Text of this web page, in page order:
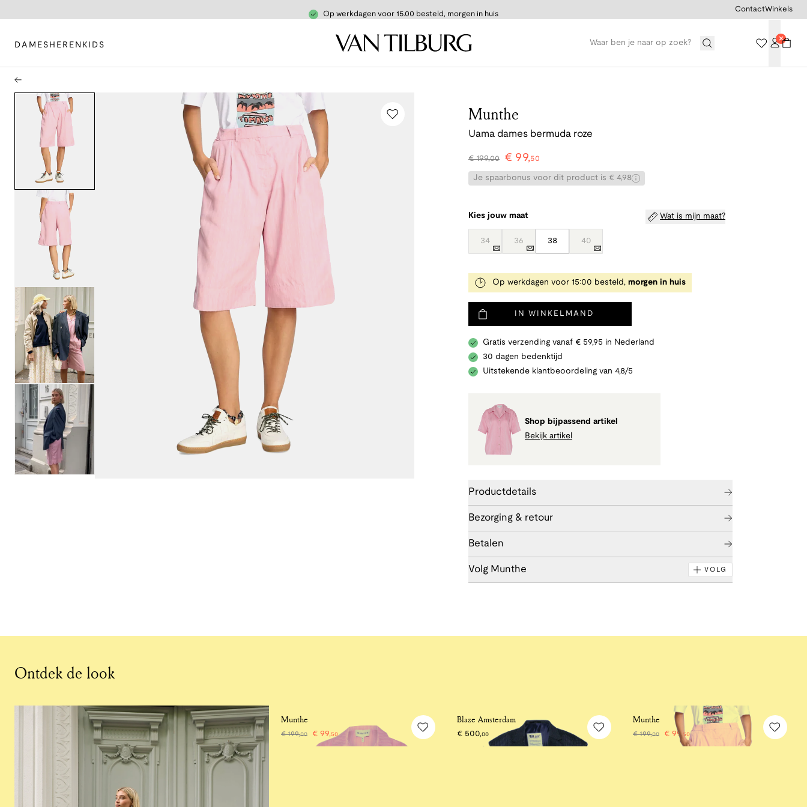
Op werkdagen voor 15.00 besteld, morgen in huis
DAMES HEREN KIDS
ContactWinkels
Munthe
Uama dames bermuda roze
€199,00 € 99,50
Je spaarbonus voor dit product is € 4,98
Kies jouw maat Wat is mijn maat?
34 36 38 40
Op werkdagen voor 15:00 besteld, morgen in huis
IN WINKELMAND
Gratis verzending vanaf € 59,95 in Nederland
30 dagen bedenktijd
Uitstekende klantbeoordeling van 4,8/5
Shop bijpassend artikel
Bekijk artikel
Productdetails
Bezorging & retour
Betalen
Volg Munthe VOLG
Ontdek de look
Munthe
€199,00 € 99,50
Blaze Amsterdam
€ 500,00
Munthe
€199,00 € 99,50